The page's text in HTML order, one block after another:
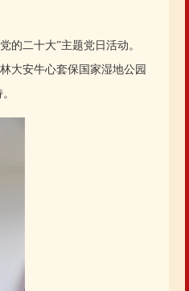
二十大”主题党日活动。
大安牛心套保国家湿地公园